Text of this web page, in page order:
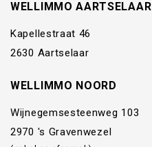
WELLIMMO AARTSELAAR
Kapellestraat 46
2630 Aartselaar
WELLIMMO NOORD
Wijnegemsesteenweg 103
2970 's Gravenwezel